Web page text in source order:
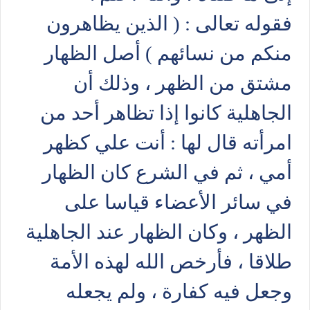
فقوله تعالى : ( الذين يظاهرون
منكم من نسائهم ) أصل الظهار
مشتق من الظهر ، وذلك أن
الجاهلية كانوا إذا تظاهر أحد من
امرأته قال لها : أنت علي كظهر
أمي ، ثم في الشرع كان الظهار
في سائر الأعضاء قياسا على
الظهر ، وكان الظهار عند الجاهلية
طلاقا ، فأرخص الله لهذه الأمة
وجعل فيه كفارة ، ولم يجعله